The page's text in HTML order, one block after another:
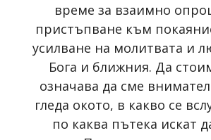
време за взаимно
пристъпване към
усилване на молитвата и
Бога и ближния. Да
означава да сме
гледа окото, в какво се
по каква пътека искат